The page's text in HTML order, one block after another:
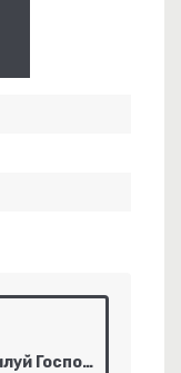
Ира Вива - Помилуй Господи